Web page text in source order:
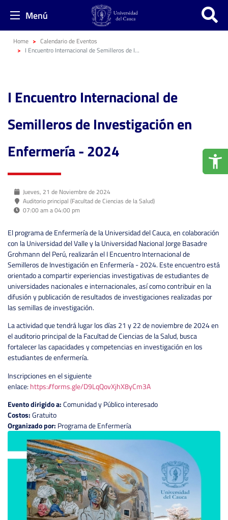
Menú
Home
Calendario de Eventos
I Encuentro Internacional de Semilleros de Investigación en Enfermería - 2024
I Encuentro Internacional de
Semilleros de Investigación en
Enfermería - 2024
Jueves, 21 de Noviembre de 2024
Auditorio principal (Facultad de Ciencias de la Salud)
07:00 am a 04:00 pm
El programa de Enfermería de la Universidad del Cauca, en colaboración
con la Universidad del Valle y la Universidad Nacional Jorge Basadre
Grohmann del Perú, realizarán el I Encuentro Internacional de
Semilleros de Investigación en Enfermería - 2024. Este encuentro está
orientado a compartir experiencias investigativas de estudiantes de
universidades nacionales e internacionales, así como contribuir en la
difusión y publicación de resultados de investigaciones realizadas por
las semillas de investigación.
La actividad que tendrá lugar los días 21 y 22 de noviembre de 2024 en
el auditorio principal de la Facultad de Ciencias de la Salud, busca
fortalecer las capacidades y competencias en investigación en los
estudiantes de enfermería.
Inscripciones en el siguiente
enlace:https://forms.gle/D9LqQovXjhX8yCm3A
Evento dirigido a:Comunidad y Público interesado
Costos:Gratuito
Organizado por: Programa de Enfermería